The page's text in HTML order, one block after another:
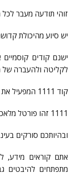
זוהי תודעה מעבר
יש סיוע מהיכולת
ישנם קודים
לקליטה ולהעברה של
קוד 1111 המפעיל את העלאת הידע מתוככם, מאפשר היזכרות, ומרטיט את השורשים לצמיחה.
1111 זהו פורטל מלאכי המעביר קוד הפעלה.
ובהיותכם סורקים
אתם קוראים מידע,
מתפתחים להיבטים